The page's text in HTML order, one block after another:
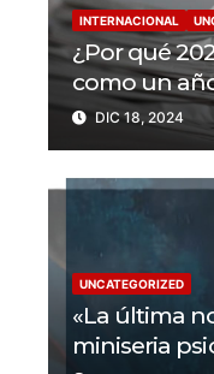
INTERNACIONAL
¿Por qué
como un
libertad de
periodistas
DIC 18, 2024
UNCATEGORIZED
«La última
miniseria